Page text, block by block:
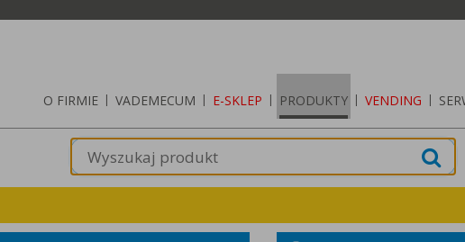
O FIRMIE | VADEMECUM | E-SKLEP | PRODUKTY | VENDING |